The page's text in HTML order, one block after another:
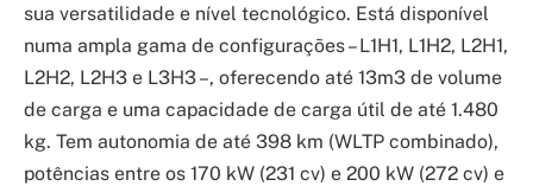
sua versatilidade e nível tecnológico. Está disponível
numa ampla gama de configurações – L1H1, L1H2, L2H1,
L2H2, L2H3 e L3H3 –, oferecendo até 13m3 de volume
de carga e uma capacidade de carga útil de até 1.480
kg. Tem autonomia de até 398 km (WLTP combinado),
potências entre os 170 kW (231 cv) e 200 kW (272 cv) e